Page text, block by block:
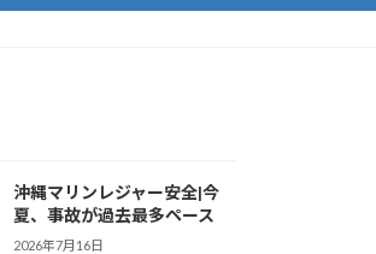
沖縄マリンレジャー安全|今
夏、事故が過去最多ペース
2026年7月16日